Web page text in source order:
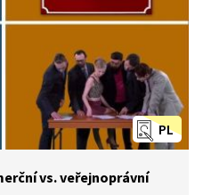
PL
vs. veřejnoprávní